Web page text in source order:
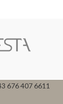
676 407 6611